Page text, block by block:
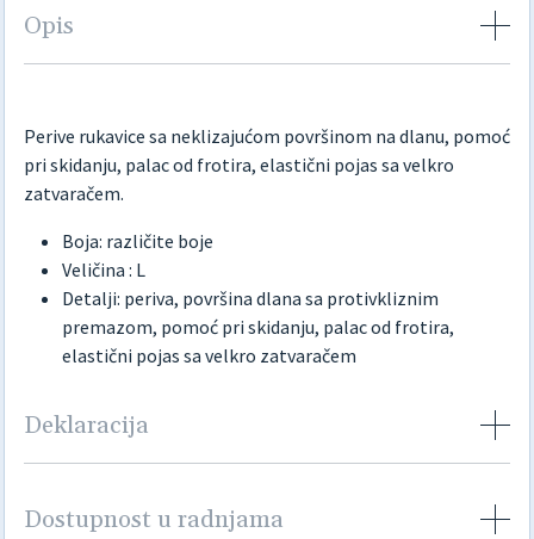
Opis
Perive rukavice sa neklizajućom površinom na dlanu, pomoć
pri skidanju, palac od frotira, elastični pojas sa velkro
zatvaračem.
Boja: različite boje
Veličina : L
Detalji: periva, površina dlana sa protivkliznim
premazom, pomoć pri skidanju, palac od frotira,
elastični pojas sa velkro zatvaračem
Deklaracija
Dostupnost u radnjama